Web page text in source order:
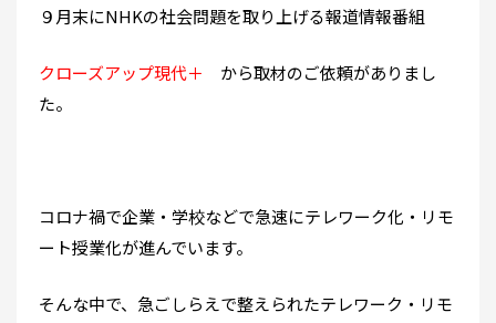
９月末にNHKの社会問題を取り上げる報道情報番組
クローズアップ現代＋ から取材のご依頼がありまし
た。
コロナ禍で企業・学校などで急速にテレワーク化・リモ
ート授業化が進んでいます。
そんな中で、急ごしらえで整えられたテレワーク・リモ